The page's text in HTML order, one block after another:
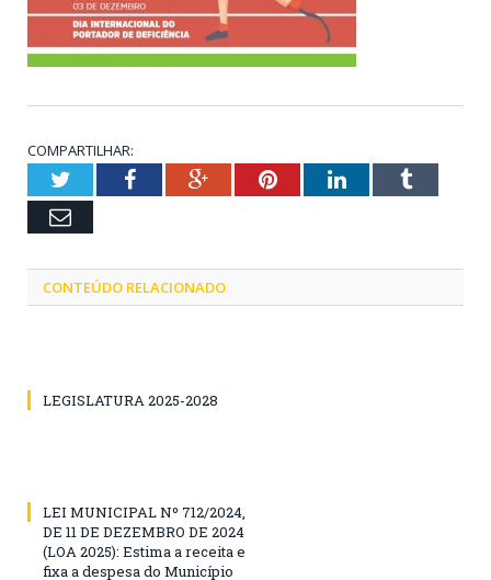
COMPARTILHAR:
TwitterFacebookGoogle+PinterestLinkedInTumblr
Email
CONTEÚDO RELACIONADO
LEGISLATURA 2025-2028
LEI MUNICIPAL Nº 712/2024,
DE 11 DE DEZEMBRO DE 2024
(LOA 2025): Estima a receita e
fixa a despesa do Município